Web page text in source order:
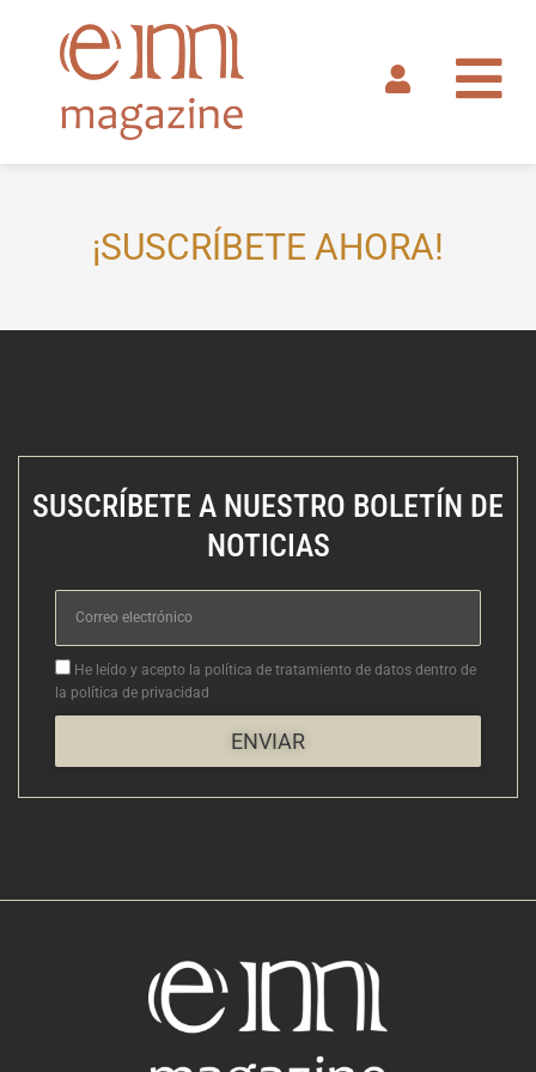
contenido
¡SUSCRÍBETE AHORA!
SUSCRÍBETE A NUESTRO BOLETÍN DE
NOTICIAS
Correo
electrónico
Aceptacion
He leído y acepto la política de tratamiento de datos dentro de
la política de privacidad
ENVIAR